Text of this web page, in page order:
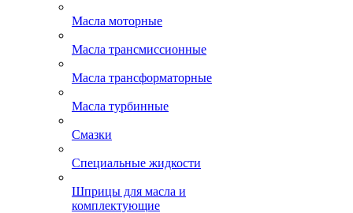
Масла моторные
Масла трансмиссионные
Масла трансформаторные
Масла турбинные
Смазки
Специальные жидкости
Шприцы для масла и
комплектующие